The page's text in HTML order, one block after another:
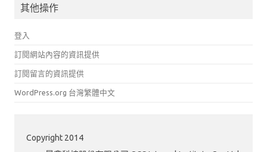
其他操作
登入
訂閱網站內容的資訊提供
訂閱留言的資訊提供
WordPress.org 台灣繁體中文
Copyright 2014